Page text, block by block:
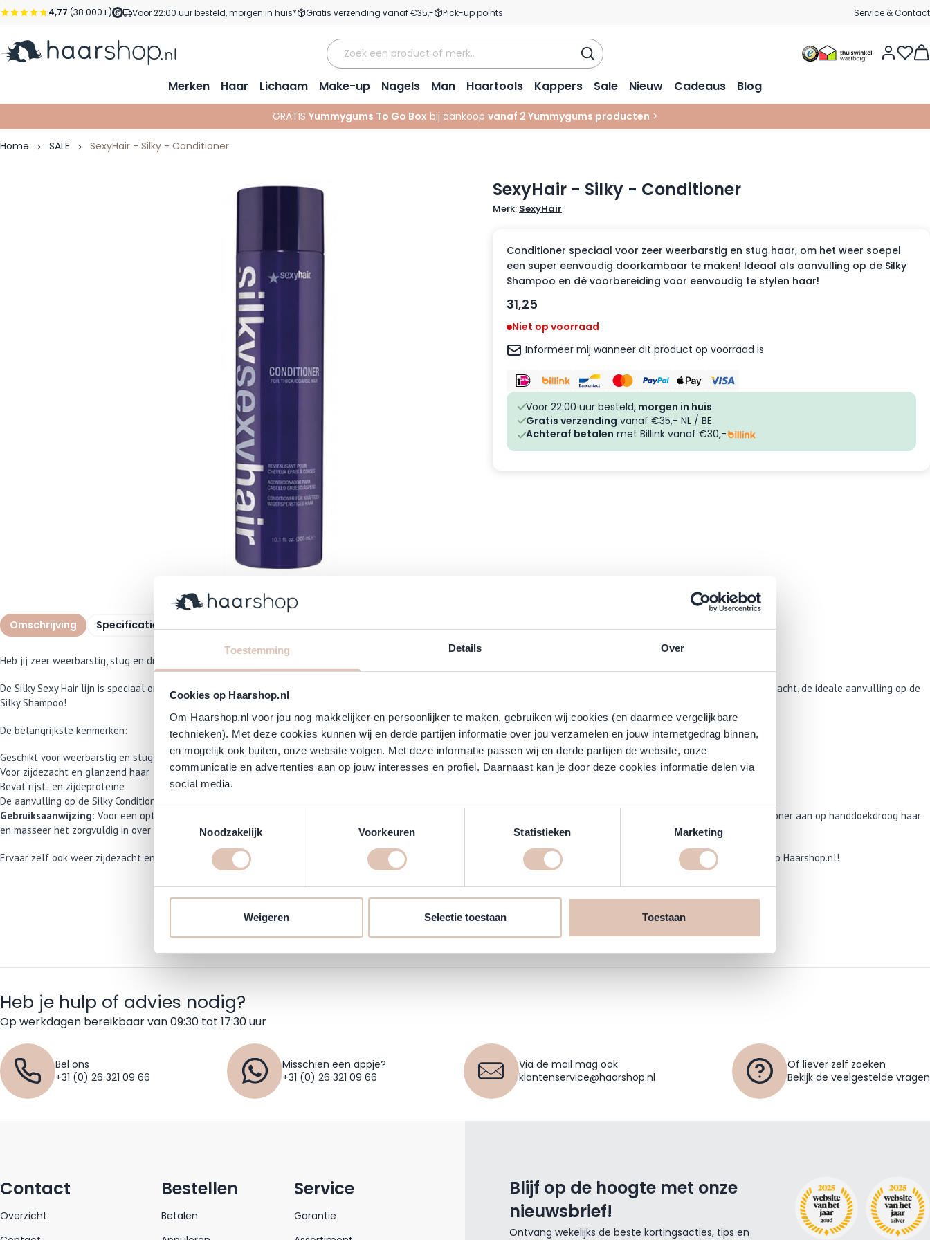
Toestemming Details Over
Cookies op Haarshop.nl
Om Haarshop.nl voor jou nog makkelijker en persoonlijker te maken, gebruiken wij cookies (en daarmee vergelijkbare
technieken). Met deze cookies kunnen wij en derde partijen informatie over jou verzamelen en jouw internetgedrag binnen,
en mogelijk ook buiten, onze website volgen. Met deze informatie passen wij en derde partijen de website, onze
communicatie en advertenties aan op jouw interesses en profiel. Daarnaast kan je door deze cookies informatie delen via
social media.
Toestemmingsselectie
Noodzakelijk
Voorkeuren Statistieken Marketing
Weigeren Selectie toestaan Toestaan
Ga naar de inhoud
4,77 (38.000+) Voor 22:00 uur besteld, morgen in huis* Gratis verzending vanaf €35,- Pick-up points Service & Contact
Merken Haar Lichaam Make-up Nagels Man Haartools Kappers Sale Nieuw Cadeaus Blog
GRATIS Yummygums To Go Box bij aankoop vanaf 2 Yummygums producten >
Home SALE SexyHair - Silky - Conditioner
SexyHair - Silky - Conditioner
Merk: SexyHair
Conditioner speciaal voor zeer weerbarstig en stug haar, om het weer soepel
een super eenvoudig doorkambaar te maken! Ideaal als aanvulling op de Silky
Shampoo en dé voorbereiding voor eenvoudig te stylen haar!
31,25
Niet op voorraad
Informeer mij wanneer dit product op voorraad is
Voor 22:00 uur besteld, morgen in huis
Gratis verzending vanaf €35,- NL / BE
Achteraf betalen met Billink vanaf €30,-
Omschrijving Specificaties
Heb jij zeer weerbarstig, stug en droog haar? Kroeshaar dat maar lastig in model blijft, of chemisch behandeld haar? Dan is de Silky Sexy Hair lijn perfect voor jou!
De Silky Sexy Hair lijn is speciaal ontwikkeld om je haar weer soepel te maken en te laten glanzen! De Silky Conditioner maakt je haar super eenvoudig doorkambaar en zijdezacht, de ideale aanvulling op de
Silky Shampoo!
De belangrijkste kenmerken:
Geschikt voor weerbarstig en stug haar
Voor zijdezacht en glanzend haar
Bevat rijst- en zijdeproteïne
De aanvulling op de Silky Conditioner
Gebruiksaanwijzing: Voor een optimaal, zijdezacht resultaat en perfect handelbaar haar gebruik je de Silky Conditioner als aanvulling op de Silky Shampoo. Breng de conditioner aan op handdoekdroog haar
en masseer het zorgvuldig in over je gehele haarlengte. Laat het kort intrekken en spoel het vervolgens uit met lauw of warm water.
Ervaar zelf ook weer zijdezacht en soepel haar, zelfs het meest weerbarstige haar is geen match voor de Silky Sexy Hair lijn! Bestel de Silky Conditioner nu voordelig online op Haarshop.nl!
Heb je hulp of advies nodig?
Op werkdagen bereikbaar van 09:30 tot 17:30 uur
Bel ons
+31 (0) 26 321 09 66
Misschien een appje?
+31 (0) 26 321 09 66
Via de mail mag ook
klantenservice@haarshop.nl
Of liever zelf zoeken
Bekijk de veelgestelde vragen
Contact
Overzicht
Bestellen
Betalen
Service
Garantie
Blijf op de hoogte met onze
nieuwsbrief!
Ontvang wekelijks de beste kortingsacties, tips en